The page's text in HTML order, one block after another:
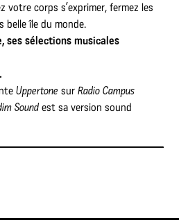
votre corps s’exprimer, fermez les
belle île du monde.
ses sélections musicales
Uppertone surRadio Campus
Sound est sa version sound